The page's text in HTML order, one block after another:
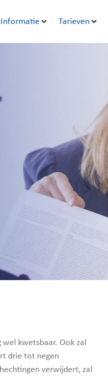
Tarieven
kwetsbaar. Ook zal
drie tot negen
verwijdert, zal